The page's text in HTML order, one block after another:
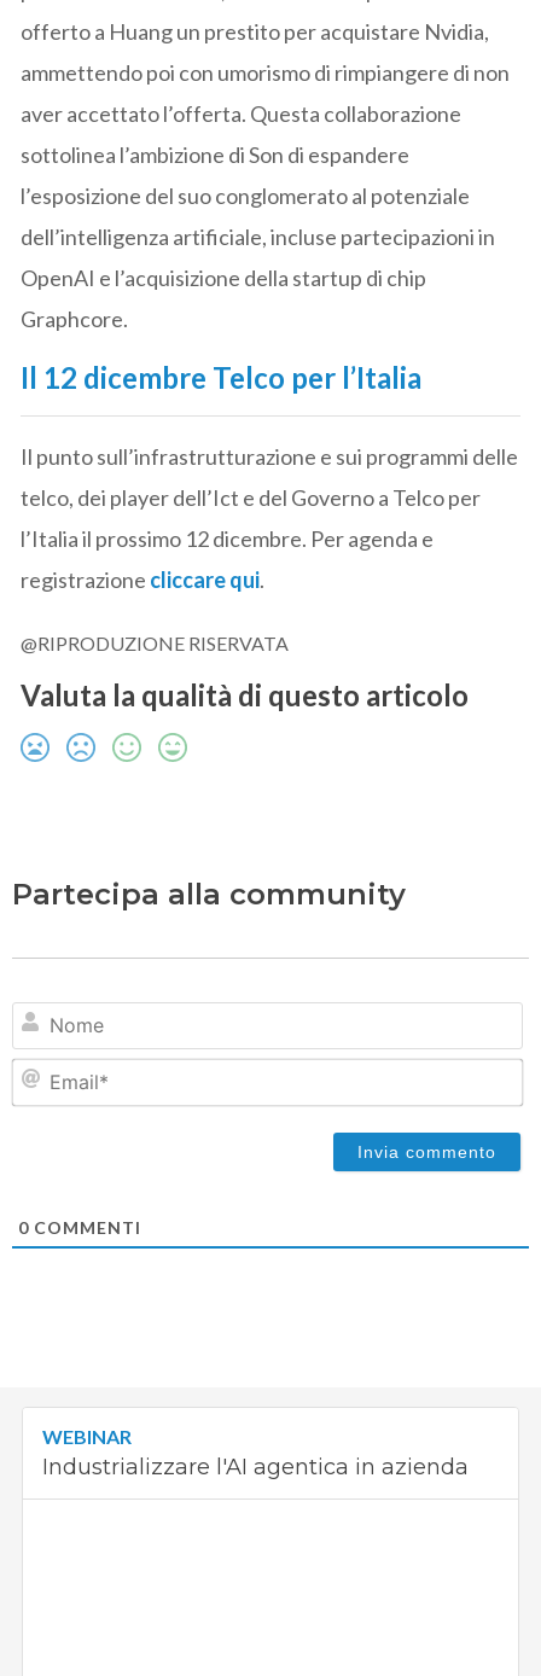
offerto a Huang un prestito per acquistare Nvidia,
ammettendo poi con umorismo di rimpiangere di non
aver accettato l’offerta. Questa collaborazione
sottolinea l’ambizione di Son di espandere
l’esposizione del suo conglomerato al potenziale
dell’intelligenza artificiale, incluse partecipazioni in
OpenAI e l’acquisizione della startup di chip
Graphcore.
Il 12 dicembre Telco per l’Italia
Il punto sull’infrastrutturazione e sui programmi delle
telco, dei player dell’Ict e del Governo a Telco per
l’Italia il prossimo 12 dicembre. Per agenda e
registrazione cliccare qui.
@RIPRODUZIONE RISERVATA
Valuta la qualità di questo articolo
Partecipa alla community
0 COMMENTI
WEBINAR
Industrializzare l'AI agentica in azienda